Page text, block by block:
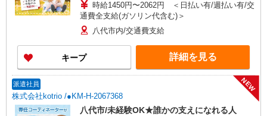
時給1450円〜2062円 ＜日払い有/週払い有/交
通費全支給(ガソリン代含む)＞
八代市内/交通費支給
キープ 詳細を見る
派遣社員
株式会社kotrio /●KM-H-2067368
NEW
八代市/未経験OK★誰かの支えになれる人